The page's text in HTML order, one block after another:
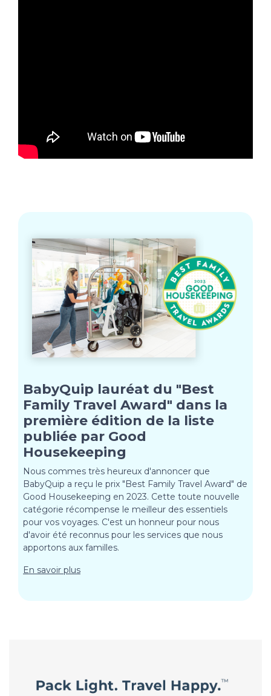
BabyQuip lauréat du "Best
Family Travel Award" dans la
première édition de la liste
publiée par Good
Housekeeping
Nous commes très heureux d'annoncer que
BabyQuip a reçu le prix "Best Family Travel Award" de
Good Housekeeping en 2023. Cette toute nouvelle
catégorie récompense le meilleur des essentiels
pour vos voyages. C'est un honneur pour nous
d'avoir été reconnus pour les services que nous
apportons aux familles.
En savoir plus